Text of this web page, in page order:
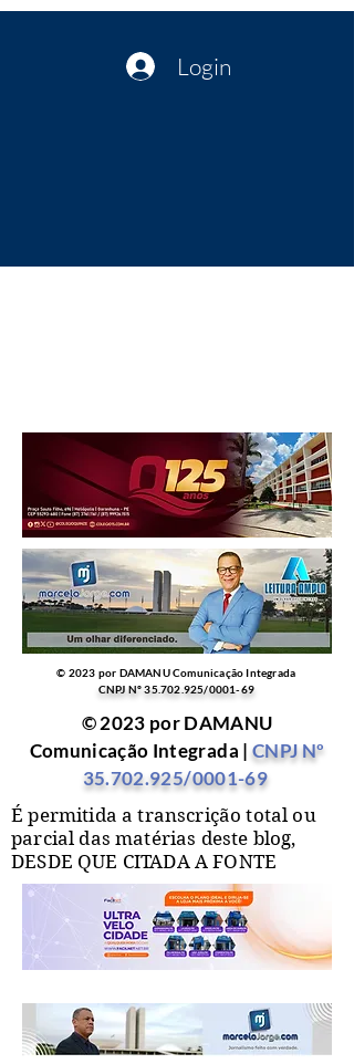
Login
© 2023 por DAMANU Comunicação Integrada
CNPJ Nº35.702.925/0001-69
© 2023 por DAMANU
Comunicação Integrada | CNPJ Nº
35.702.925/0001-69
É permitida a transcrição total ou
parcial das matérias deste blog,
DESDE QUE CITADA A FONTE